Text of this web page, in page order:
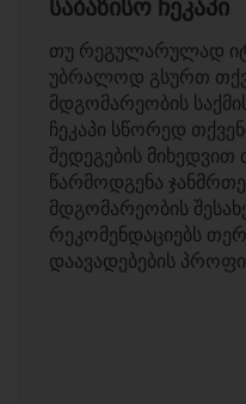
საბაზისო ჩეკაპი
თუ რეგულარულად
უბრალოდ გსურთ
მდგომარეობის
ჩეკაპი სწორედ
შედეგების მიხედვით
წარმოდგენა
მდგომარეობის
რეკომენდაციებს
დაავადებების